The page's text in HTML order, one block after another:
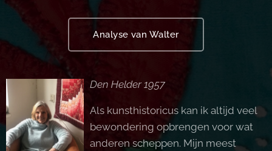
Analyse van Walter
Den Helder 1957
Als kunsthistoricus kan ik altijd veel
bewondering opbrengen voor wat
anderen scheppen. Mijn meest